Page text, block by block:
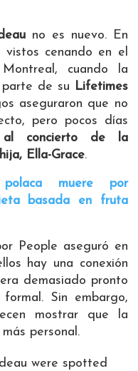
no es nuevo. En
cenando en el
cuando la
de su
Lifetimes
aseguraron que no
pero pocos días
al concierto de la
Ella-Grace.
polaca muere por
basada en fruta
People aseguró en
hay una conexión
demasiado pronto
Sin embargo,
mostrar que la
personal.
were spotted